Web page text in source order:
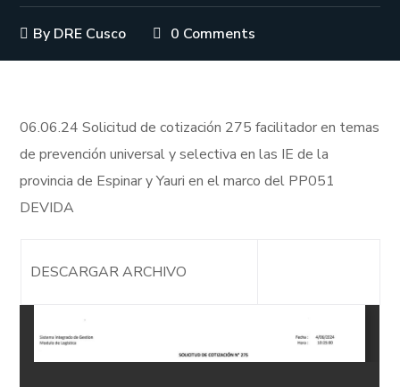
By DRE Cusco 0 Comments
06.06.24 Solicitud de cotización 275 facilitador en temas
de prevención universal y selectiva en las IE de la
provincia de Espinar y Yauri en el marco del PP051
DEVIDA
DESCARGAR ARCHIVO